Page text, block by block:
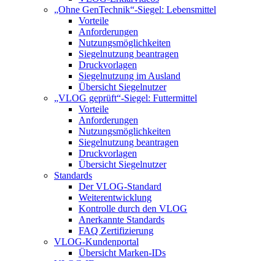
„Ohne GenTechnik“-Siegel: Lebensmittel
Vorteile
Anforderungen
Nutzungsmöglichkeiten
Siegelnutzung beantragen
Druckvorlagen
Siegelnutzung im Ausland
Übersicht Siegelnutzer
„VLOG geprüft“-Siegel: Futtermittel
Vorteile
Anforderungen
Nutzungsmöglichkeiten
Siegelnutzung beantragen
Druckvorlagen
Übersicht Siegelnutzer
Standards
Der VLOG-Standard
Weiterentwicklung
Kontrolle durch den VLOG
Anerkannte Standards
FAQ Zertifizierung
VLOG-Kundenportal
Übersicht Marken-IDs